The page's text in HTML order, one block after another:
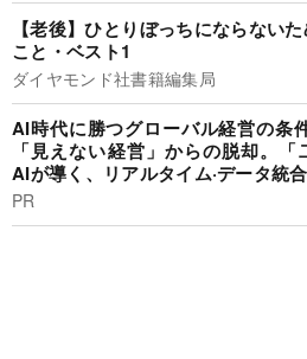
【老後】ひとりぼっちにならない
こと・ベスト1
ダイヤモンド社書籍編集局
AI時代に勝つグローバル経営の条
「見えない経営」からの脱却。「
AIが導く、リアルタイム·データ統
PR